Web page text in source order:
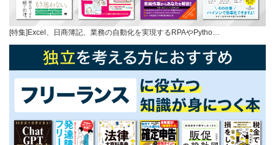
[特集]Excel、日商簿記、業務の自動化を実現するRPAやPytho…